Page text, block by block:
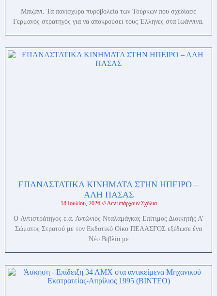
Μπιζάνι. Τα πανίσχυρα πυροβολεία των Τούρκων που σχεδίασε
Γερμανός στρατηγός για να αποκρούσει τους Έλληνες στα Ιωάννινα.
ΕΠΑΝΑΣΤΑΤΙΚΑ ΚΙΝΗΜΑΤΑ ΣΤΗΝ ΗΠΕΙΡΟ –
ΑΛΗ ΠΑΣΑΣ
18 Ιουλίου, 2026 Δεν υπάρχουν Σχόλια
O Αντιστράτηγος ε.α. Αντώνιος Νταλαμάγκας Επίτιμος Διοικητής Α’
Σώματος Στρατού με τον Εκδοτικό Οίκο ΠΕΛΑΣΓΟΣ εξέδωσε ένα
Νέο Βιβλίο με